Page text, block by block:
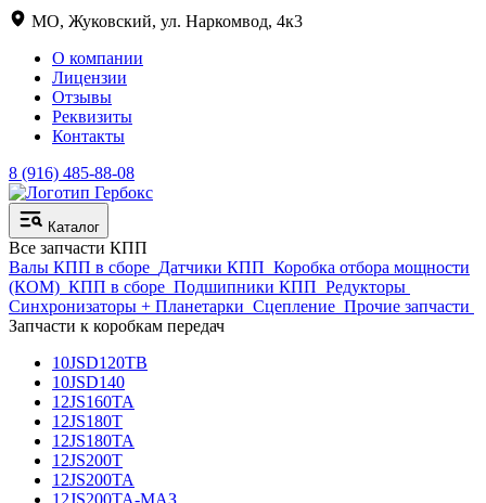
МО, Жуковский, ул. Наркомвод, 4к3
О компании
Лицензии
Отзывы
Реквизиты
Контакты
8 (916) 485-88-08
Каталог
Все запчасти КПП
Валы КПП в сборе Датчики КПП Коробка отбора мощности
(КОМ) КПП в сборе Подшипники КПП Редукторы
Синхронизаторы + Планетарки Сцепление Прочие запчасти
Запчасти к коробкам передач
10JSD120TB
10JSD140
12JS160TA
12JS180T
12JS180TA
12JS200T
12JS200TA
12JS200TA-МАЗ